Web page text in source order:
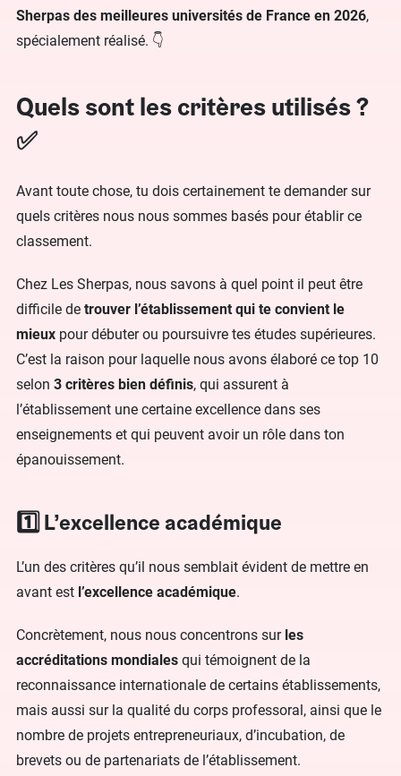
Sherpas des meilleures universités de France en 2026,
spécialement réalisé. 👇
Quels sont les critères utilisés ?
✅
Avant toute chose, tu dois certainement te demander sur
quels critères nous nous sommes basés pour établir ce
classement.
Chez Les Sherpas, nous savons à quel point il peut être
difficile de trouver l’établissement qui te convient le
mieux pour débuter ou poursuivre tes études supérieures.
C’est la raison pour laquelle nous avons élaboré ce top 10
selon 3 critères bien définis, qui assurent à
l’établissement une certaine excellence dans ses
enseignements et qui peuvent avoir un rôle dans ton
épanouissement.
1️⃣ L’excellence académique
L’un des critères qu’il nous semblait évident de mettre en
avant est l’excellence académique.
Concrètement, nous nous concentrons sur les
accréditations mondiales qui témoignent de la
reconnaissance internationale de certains établissements,
mais aussi sur la qualité du corps professoral, ainsi que le
nombre de projets entrepreneuriaux, d’incubation, de
brevets ou de partenariats de l’établissement.